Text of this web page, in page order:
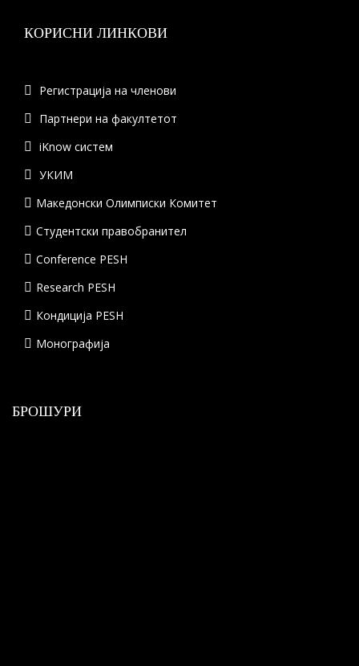
КОРИСНИ ЛИНКОВИ
Регистрација на членови
Партнери на факултетот
iKnow систем
УКИМ
Македонски Олимписки Комитет
Студентски правобранител
Conference PESH
Research PESH
Кондиција PESH
Монографија
БРОШУРИ